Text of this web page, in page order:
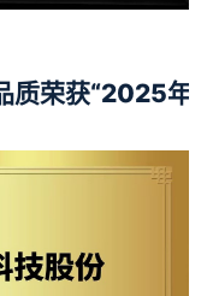
质荣获“2025年